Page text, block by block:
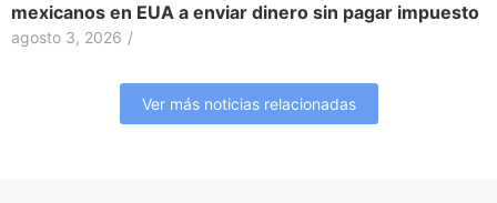
mexicanos en EUA a enviar dinero sin pagar impuesto
agosto 3, 2026 /
Ver más noticias relacionadas